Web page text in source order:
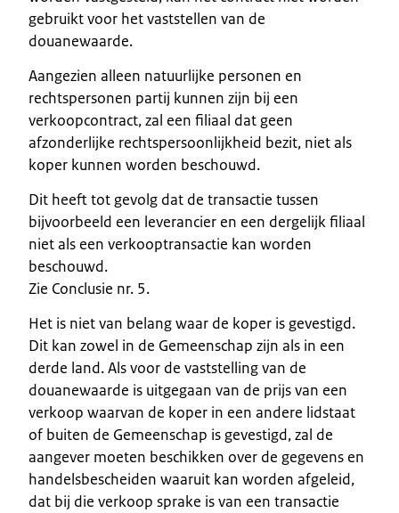
gebruikt voor het vaststellen van de
douanewaarde.
Aangezien alleen natuurlijke personen en
rechtspersonen partij kunnen zijn bij een
verkoopcontract, zal een filiaal dat geen
afzonderlijke rechtspersoonlijkheid bezit, niet als
koper kunnen worden beschouwd.
Dit heeft tot gevolg dat de transactie tussen
bijvoorbeeld een leverancier en een dergelijk filiaal
niet als een verkooptransactie kan worden
beschouwd.
Zie Conclusie nr. 5.
Het is niet van belang waar de koper is gevestigd.
Dit kan zowel in de Gemeenschap zijn als in een
derde land. Als voor de vaststelling van de
douanewaarde is uitgegaan van de prijs van een
verkoop waarvan de koper in een andere lidstaat
of buiten de Gemeenschap is gevestigd, zal de
aangever moeten beschikken over de gegevens en
handelsbescheiden waaruit kan worden afgeleid,
dat bij die verkoop sprake is van een transactie